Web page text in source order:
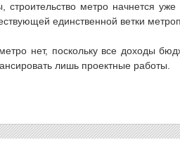
метро начнется
единственной ветки
нет, поскольку все доходы
лишь проектные работы.